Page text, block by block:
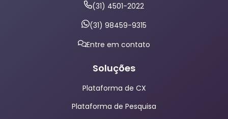
(31) 4501-2022
(31) 98459-9315
Entre em contato
Soluções
Plataforma de CX
Plataforma de Pesquisa